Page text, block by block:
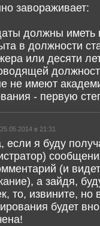
завораживает:
должны иметь
в должности
или десяти
не имеют
- первую
25.05.2014 в 21:31
если я буду
(и
а зайдя,
то, извините, но
будет